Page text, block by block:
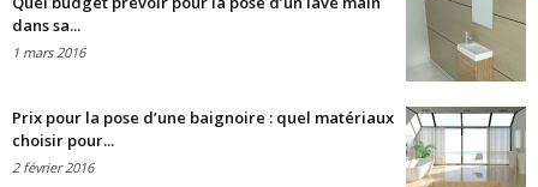
dans sa...
1 mars 2016
Prix pour la pose d’une baignoire : quel matériaux
choisir pour...
2 février 2016